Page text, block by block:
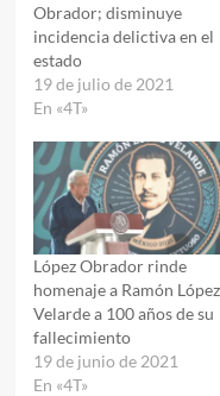
Obrador; disminuye
incidencia delictiva en el
estado
19 de julio de 2021
En «4T»
López Obrador rinde
homenaje a Ramón López
Velarde a 100 años de su
fallecimiento
19 de junio de 2021
En «4T»